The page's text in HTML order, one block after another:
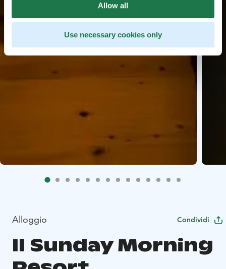
Allow all
Use necessary cookies only
Alloggio Condividi
Il Sunday Morning